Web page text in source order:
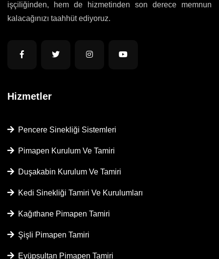
işçiliğinden, hem de hizmetinden son derece memnun
kalacağınızı taahhüt ediyoruz.
Hizmetler
Pencere Sinekliği Sistemleri
Pimapen Kurulum Ve Tamiri
Duşakabin Kurulum Ve Tamiri
Kedi Sinekliği Tamiri Ve Kurulumları
Kağıthane Pimapen Tamiri
Şişli Pimapen Tamiri
Eyüpsultan Pimapen Tamiri